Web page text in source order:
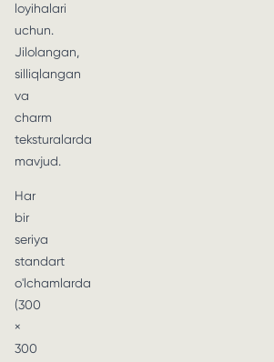
loyihalari
uchun.
Jilolangan,
silliqlangan
va
charm
teksturalarda
mavjud.
Har
bir
seriya
standart
o'lchamlarda
(300
×
300